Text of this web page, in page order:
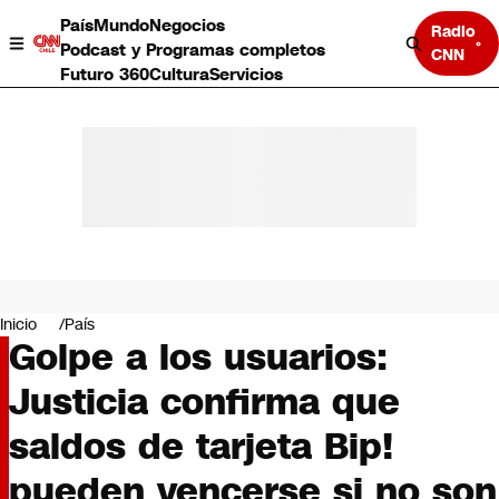
PaísMundoNegocios
Podcast y Programas completos
Futuro 360CulturaServicios
Radio
CNN
Negocios
Deportes
Programas completos
Cultura
Servicios
Bits
CNN tiempo
Inicio País
Golpe a los usuarios:
Justicia confirma que
saldos de tarjeta Bip!